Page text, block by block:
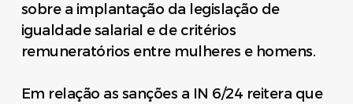
sobre a implantação da legislação de
igualdade salarial e de critérios
remuneratórios entre mulheres e homens.
Em relação as sanções a IN 6/24 reitera que